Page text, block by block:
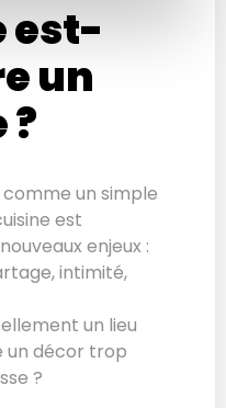
est-
un
?
un simple
est
enjeux :
intimité,
un lieu
un décor trop
?